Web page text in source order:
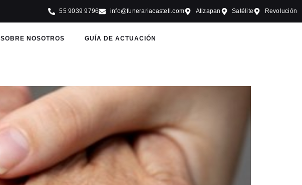
55 9039 9796 info@funerariacastell.com Atizapan Satélite Revolución
SOBRE NOSOTROS GUÍA DE ACTUACIÓN